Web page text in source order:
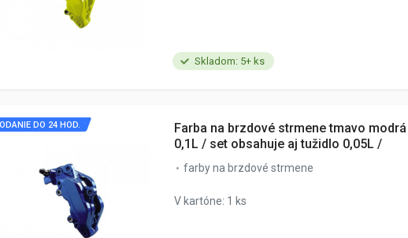
Skladom: 5+ ks
DO 24 HOD.
Farba na brzdové strmene tmavo modrá
0,1L / set obsahuje aj tužidlo 0,05L /
farby na brzdové strmene
V kartóne: 1 ks